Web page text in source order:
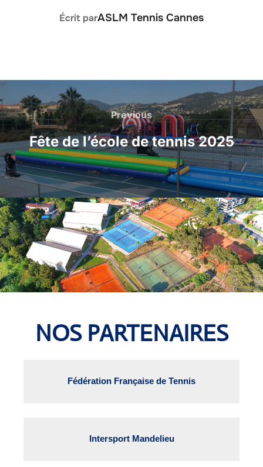
AUTEUR DE LA PUBLICATION
Écrit parASLM Tennis Cannes
Previous
Fête de l’école de tennis 2025
NOS PARTENAIRES
Fédération Française de Tennis
Intersport Mandelieu